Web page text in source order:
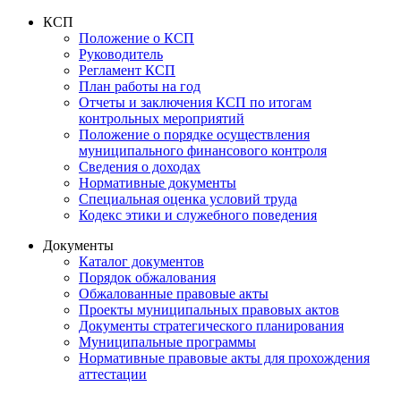
КСП
Положение о КСП
Руководитель
Регламент КСП
План работы на год
Отчеты и заключения КСП по итогам
контрольных мероприятий
Положение о порядке осуществления
муниципального финансового контроля
Сведения о доходах
Нормативные документы
Специальная оценка условий труда
Кодекс этики и служебного поведения
Документы
Каталог документов
Порядок обжалования
Обжалованные правовые акты
Проекты муниципальных правовых актов
Документы стратегического планирования
Муниципальные программы
Нормативные правовые акты для прохождения
аттестации